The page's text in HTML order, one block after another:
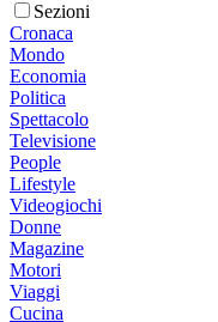
Sezioni
Cronaca
Mondo
Economia
Politica
Spettacolo
Televisione
People
Lifestyle
Videogiochi
Donne
Magazine
Motori
Viaggi
Cucina